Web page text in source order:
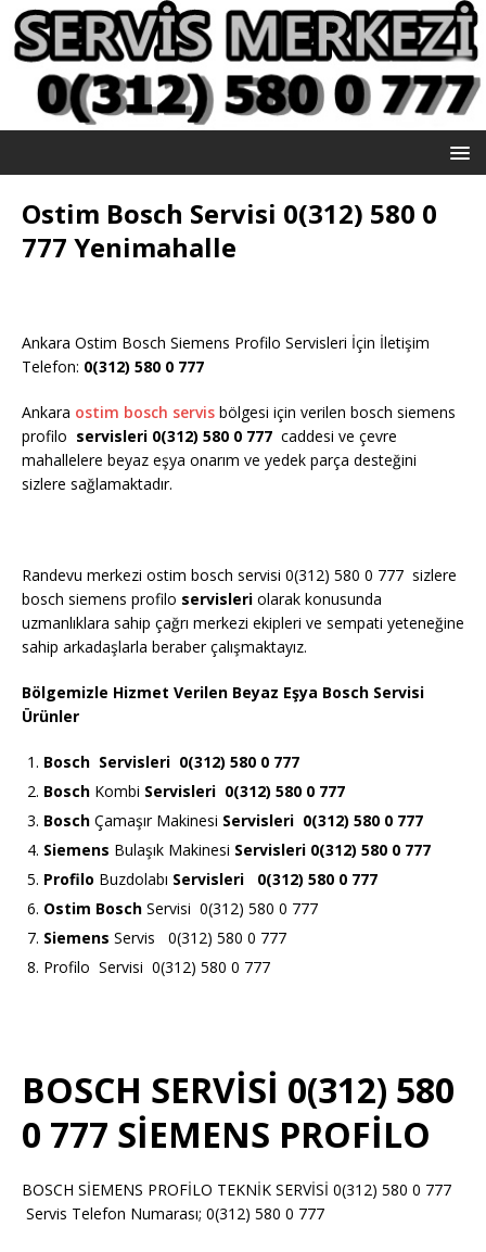
Ostim Bosch Servisi 0(312) 580 0
777 Yenimahalle
Ankara Ostim Bosch Siemens Profilo Servisleri İçin İletişim
Telefon: 0(312) 580 0 777
Ankara ostim bosch servis bölgesi için verilen bosch siemens
profilo servisleri 0(312) 580 0 777 caddesi ve çevre
mahallelere beyaz eşya onarım ve yedek parça desteğini
sizlere sağlamaktadır.
Randevu merkezi ostim bosch servisi 0(312) 580 0 777 sizlere
bosch siemens profilo servisleri olarak konusunda
uzmanlıklara sahip çağrı merkezi ekipleri ve sempati yeteneğine
sahip arkadaşlarla beraber çalışmaktayız.
Bölgemizle Hizmet Verilen Beyaz Eşya Bosch Servisi
Ürünler
Bosch Servisleri 0(312) 580 0 777
Bosch Kombi Servisleri 0(312) 580 0 777
Bosch Çamaşır Makinesi Servisleri 0(312) 580 0 777
Siemens Bulaşık Makinesi Servisleri 0(312) 580 0 777
Profilo Buzdolabı Servisleri 0(312) 580 0 777
Ostim Bosch Servisi 0(312) 580 0 777
Siemens Servis 0(312) 580 0 777
Profilo Servisi 0(312) 580 0 777
BOSCH SERVİSİ 0(312) 580
0 777 SİEMENS PROFİLO
BOSCH SİEMENS PROFİLO TEKNİK SERVİSİ 0(312) 580 0 777
Servis Telefon Numarası; 0(312) 580 0 777